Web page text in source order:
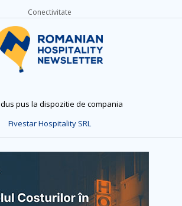
Conectivitate
pus la dispozitie de compania
Fivestar Hospitality SRL